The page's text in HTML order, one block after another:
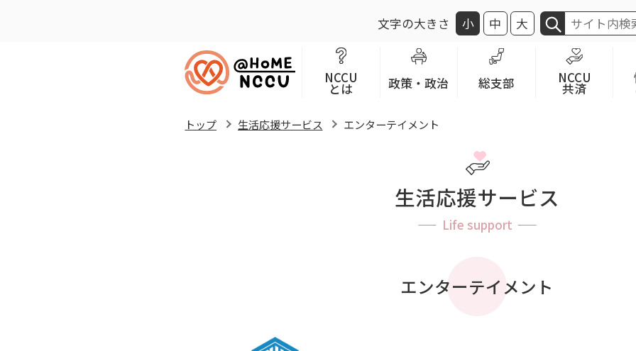
文字の大きさ 小 中 大
NCCU
とは 政策・政治 総支部 NCCU
共済
トップ 生活応援サービス エンターテイメント
生活応援サービス
Life support
エンターテイメント